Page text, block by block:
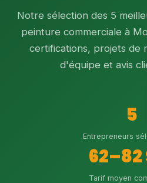
Notre sélection des 5
peinture commerciale à
certifications, projets de
d'équipe et avis
5
Entrepreneurs
Tarif moyen